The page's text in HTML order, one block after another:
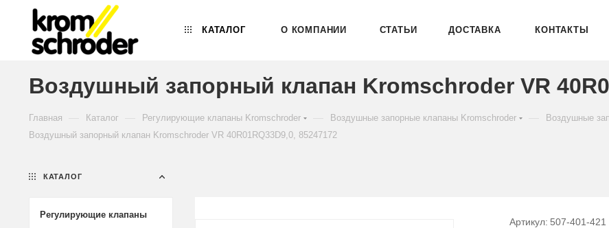
КАТАЛОГ О КОМПАНИИ СТАТЬИ ДОСТАВКА КОНТАКТЫ
Воздушный запорный клапан Kromschroder VR
Главная Каталог Регулирующие клапаны Kromschroder Воздушные запорные клапаны Kromschroder Воздушные
Воздушный запорный клапан Kromschroder VR 40R01RQ33D9,0, 85247172
Артикул: 507-401-421
КАТАЛОГ
Регулирующие клапаны